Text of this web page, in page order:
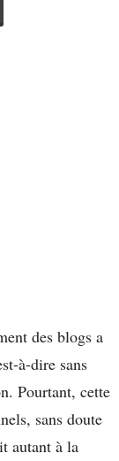
des blogs a
à-dire sans
Pourtant, cette
sans doute
autant à la